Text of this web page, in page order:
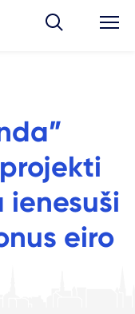
ienesuši
eiro